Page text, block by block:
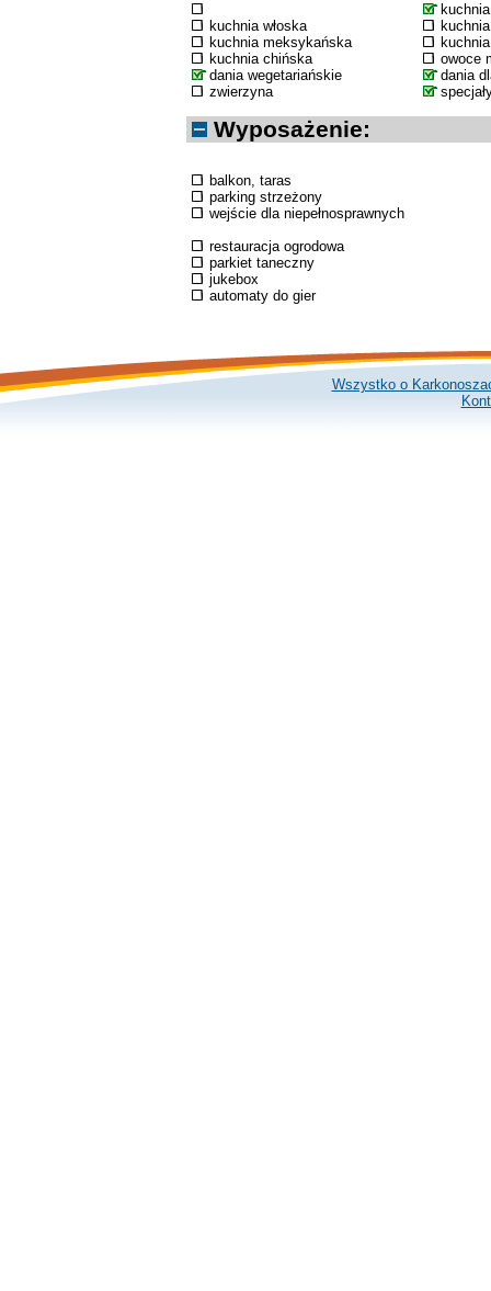
kuchnia włoska
kuchnia meksykańska
kuchnia chińska
owoce
dania wegetariańskie
dania
zwierzyna
Wyposażenie:
balkon, taras
parking strzeżony
wejście dla niepełnosprawnych
restauracja ogrodowa
parkiet taneczny
jukebox
automaty do gier
Wszystko o